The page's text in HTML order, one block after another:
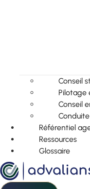
Conseil
Pilotage
Conseil
Référentiel
Ressources
Glossaire